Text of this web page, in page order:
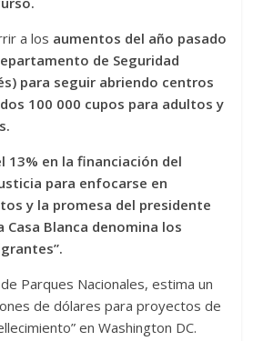
a los aumentos del año pasado
de Seguridad
para seguir abriendo centros
100 000 cupos para adultos y
13% en la financiación del
para enfocarse en
y la promesa del presidente
Blanca denomina los
Parques Nacionales, estima un
de dólares para proyectos de
en Washington DC.